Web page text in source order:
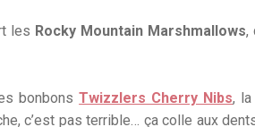
les Rocky Mountain Marshmallows,
bonbonsTwizzlers Cherry Nibs,
c’est pas terrible… ça colle aux